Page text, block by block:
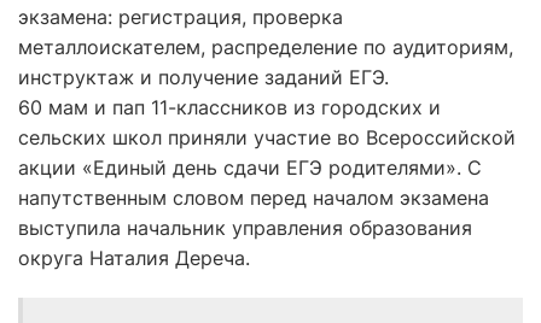
экзамена: регистрация, проверка
металлоискателем, распределение по аудиториям,
инструктаж и получение заданий ЕГЭ.
60 мам и пап 11-классников из городских и
сельских школ приняли участие во Всероссийской
акции «Единый день сдачи ЕГЭ родителями». С
напутственным словом перед началом экзамена
выступила начальник управления образования
округа Наталия Дереча.